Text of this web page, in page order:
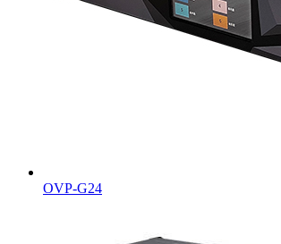
OVP-G24